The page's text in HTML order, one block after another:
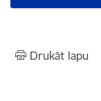
Drukāt lapu